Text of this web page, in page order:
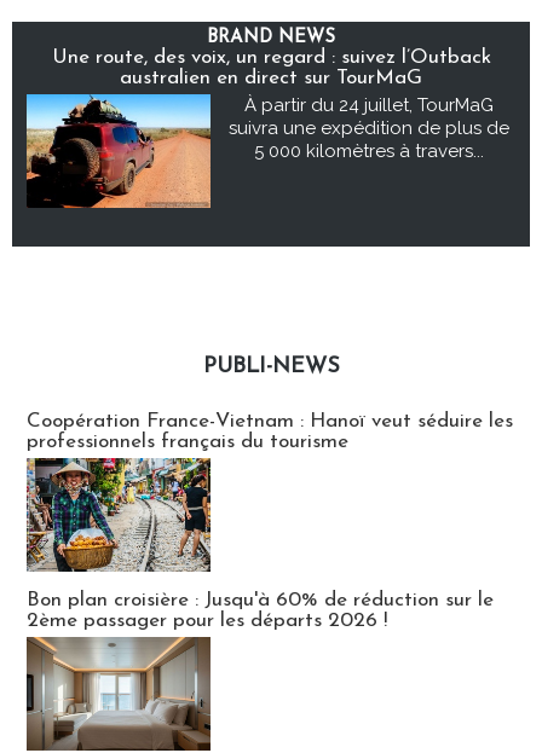
BRAND NEWS
Une route, des voix, un regard : suivez l’Outback
australien en direct sur TourMaG
À partir du 24 juillet, TourMaG
suivra une expédition de plus de
5 000 kilomètres à travers...
PUBLI-NEWS
Coopération France-Vietnam : Hanoï veut séduire les
professionnels français du tourisme
Bon plan croisière : Jusqu'à 60% de réduction sur le
2ème passager pour les départs 2026 !